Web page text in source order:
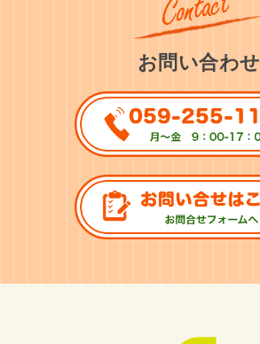
お問い合わせ